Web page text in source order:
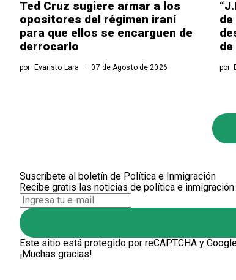
Ted Cruz sugiere armar a los
opositores del régimen iraní
para que ellos se encarguen de
derrocarlo
por Evaristo Lara 07 de Agosto de 2026
de
de
por
Suscríbete al boletín de Política e Inmigración
Recibe gratis las noticias de política e inmigración
Este sitio está protegido por reCAPTCHA y
¡Muchas gracias!